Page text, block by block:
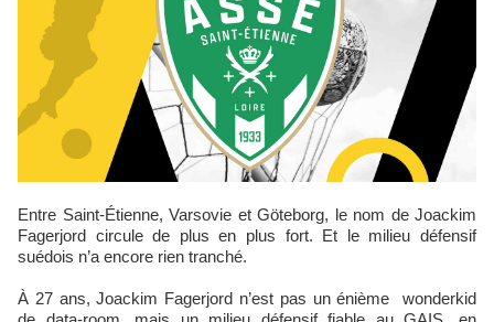
Entre Saint-Étienne, Varsovie et Göteborg, le nom de Joackim
Fagerjord circule de plus en plus fort. Et le milieu défensif
suédois n’a encore rien tranché.
À 27 ans, Joackim Fagerjord n’est pas un énième wonderkid